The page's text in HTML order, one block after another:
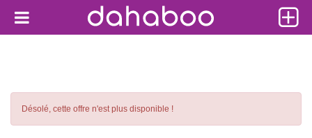
Désolé, cette offre n'est plus disponible !